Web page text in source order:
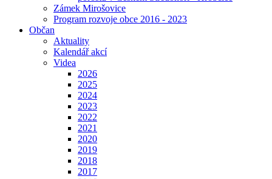
Zámek Mirošovice
Program rozvoje obce 2016 - 2023
Občan
Aktuality
Kalendář akcí
Videa
2026
2025
2024
2023
2022
2021
2020
2019
2018
2017